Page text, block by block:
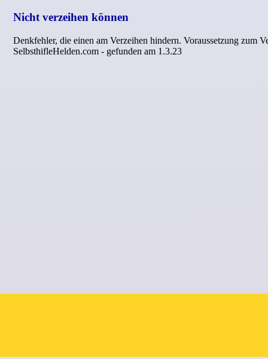
Nicht verzeihen können
Denkfehler, die einen am Verzeihen hindern. Voraussetzung zum
SelbsthifleHelden.com - gefunden am 1.3.23